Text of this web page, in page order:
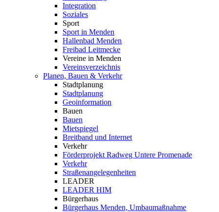
Integration
Soziales
Sport
Sport in Menden
Hallenbad Menden
Freibad Leitmecke
Vereine in Menden
Vereinsverzeichnis
Planen, Bauen & Verkehr
Stadtplanung
Stadtplanung
Geoinformation
Bauen
Bauen
Mietspiegel
Breitband und Internet
Verkehr
Förderprojekt Radweg Untere Promenade
Verkehr
Straßenangelegenheiten
LEADER
LEADER HIM
Bürgerhaus
Bürgerhaus Menden, Umbaumaßnahme